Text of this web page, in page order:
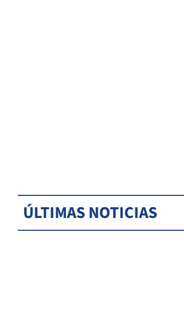
ÚLTIMAS NOTICIAS